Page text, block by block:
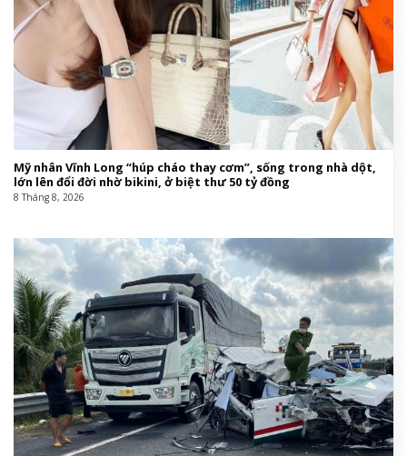
Mỹ nhân Vĩnh Long “húp cháo thay cơm”, sống trong nhà dột,
lớn lên đổi đời nhờ bikini, ở biệt thư 50 tỷ đồng
8 Tháng 8, 2026